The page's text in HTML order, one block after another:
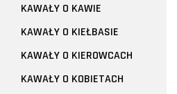
KAWAŁY O KAWIE
KAWAŁY O KIEŁBASIE
KAWAŁY O KIEROWCACH
KAWAŁY O KOBIETACH